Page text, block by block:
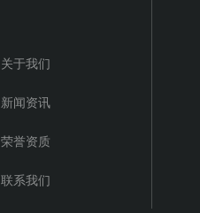
关于我们
新闻资讯
荣誉资质
联系我们